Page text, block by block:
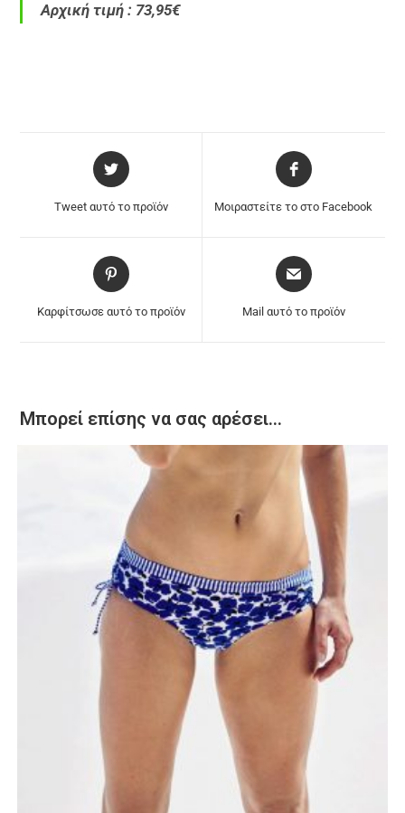
Αρχική τιμή : 73,95€
Tweet αυτό το προϊόν Μοιραστείτε το στο Facebook
Καρφίτσωσε αυτό το προϊόν Mail αυτό το προϊόν
Μπορεί επίσης να σας αρέσει…